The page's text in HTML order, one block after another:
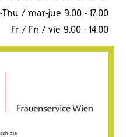
Thu / mar-jue 9.00 - 17.00
Fr / Fri / vie 9.00 - 14.00